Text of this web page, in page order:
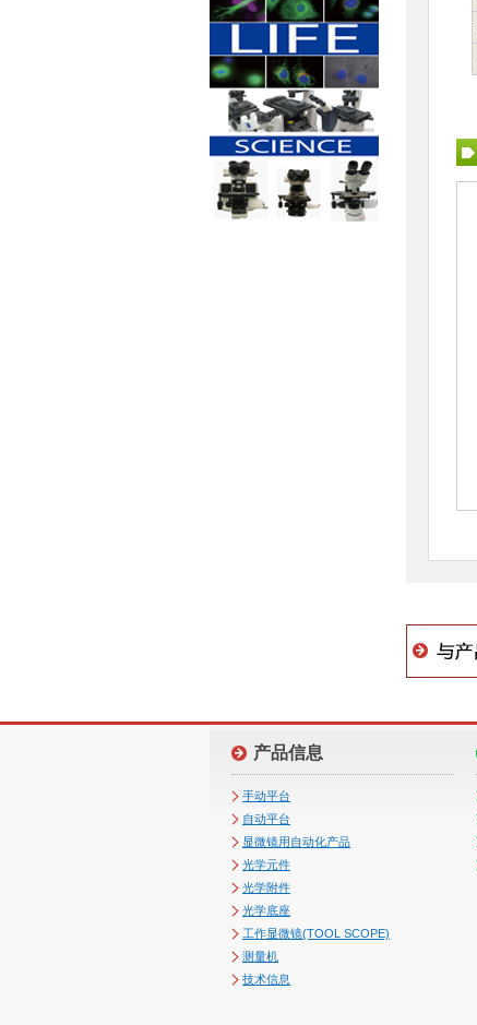
产品信息
手动平台
自动平台
显微镜用自动化产品
光学元件
光学附件
光学底座
工作显微镜(TOOL SCOPE)
测量机
技术信息